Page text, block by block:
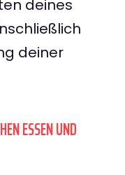
deines
deiner
ESSEN UND